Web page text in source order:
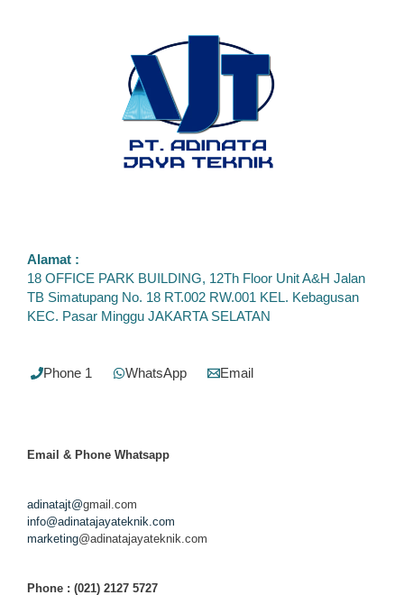
Alamat :
18 OFFICE PARK BUILDING, 12Th Floor Unit A&H Jalan
TB Simatupang No. 18 RT.002 RW.001 KEL. Kebagusan
KEC. Pasar Minggu JAKARTA SELATAN
Phone 1 WhatsApp Email
Email & Phone Whatsapp
adinatajt@gmail.com
info@adinatajayateknik.com
marketing@adinatajayateknik.com
Phone : (021) 2127 5727